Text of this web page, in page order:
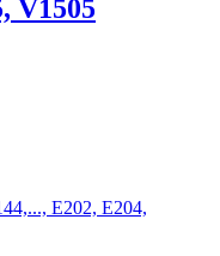
V1505